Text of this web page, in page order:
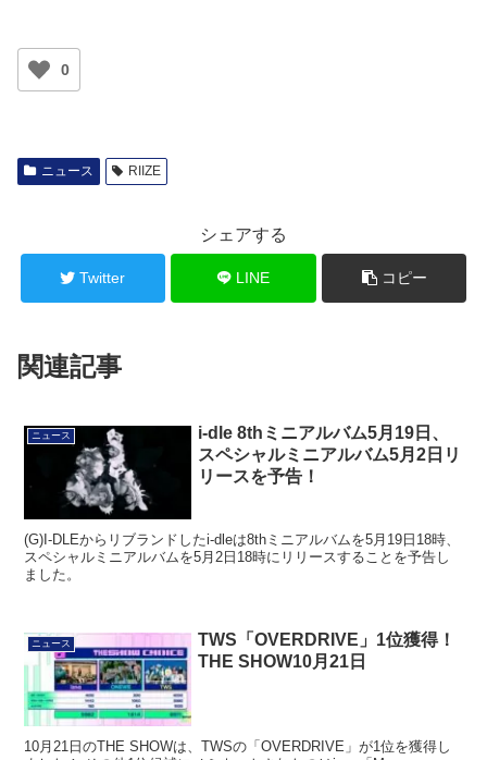
0
ニュース RIIZE
シェアする
Twitter LINE コピー
関連記事
ニュース
i-dle 8thミニアルバム5月19日、
スペシャルミニアルバム5月2日リ
リースを予告！
(G)I-DLEからリブランドしたi-dleは8thミニアルバムを5月19日18時、
スペシャルミニアルバムを5月2日18時にリリースすることを予告し
ました。
ニュース
TWS「OVERDRIVE」1位獲得！
THE SHOW10月21日
10月21日のTHE SHOWは、TWSの「OVERDRIVE」が1位を獲得し